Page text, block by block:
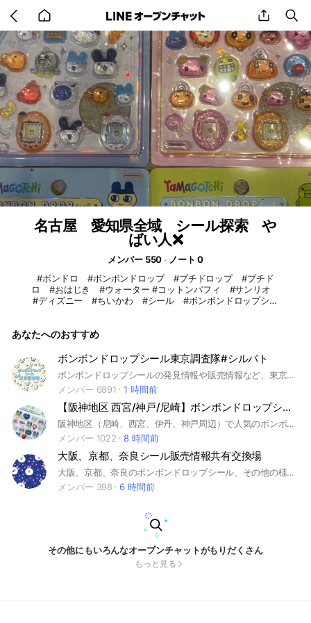
back
to
home
share
名古屋 愛知県全域 シール探索 や
ばい人❌
メンバー 550
ノート 0
#ボンドロ #ボンボンドロップ #プチドロップ #プチド
ロ #おはじき #ウォーター #コットンパフィ #サンリオ
#ディズニー #ちいかわ #シール #ボンボンドロップシー
あなたへのおすすめ
ボンボンドロップシール東京調査隊#シルパト
ボンボンドロップシールの発見情報や販売情報など、東京の情報をみんなで調査するオプチャです。#シルパト#ボンドロ#シル活
メンバー 6891
1 時間前
【阪神地区 西宮/神戸/尼崎】ボンボンドロップシール情報共有
阪神地区（尼崎、西宮、伊丹、神戸周辺）で人気のボンボンドロップシール（ぷっくり立体シール）の入荷情報、在庫状況、販売店目撃情報、交換会イベントなどを共有するオープンチャットです。クーリアやサンリオ、ミッフィーなどのキャラクターシールを中心に、リアルタイムで情報を交換しましょう！
メンバー 1022
8 時間前
大阪、京都、奈良シール販売情報共有交換場
大阪、京都、奈良のボンボンドロップシール、その他の様々なシールの販売情報を交換したい人が集まる場所です✨
メンバー 398
6 時間前
その他にもいろんなオープンチャットがもりだくさん
もっと見る